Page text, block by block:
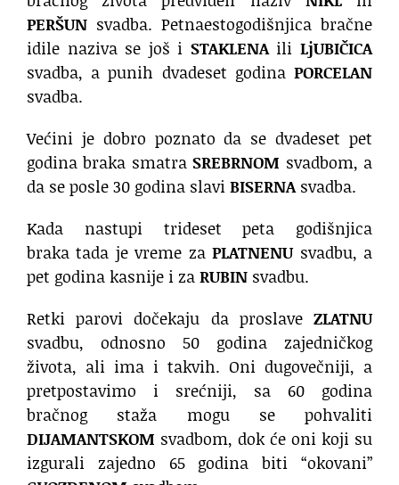
PERŠUN svadba. Petnaestogodišnjica bračne
idile naziva se još i STAKLENAiliLjUBIČICA
svadba, a punih dvadeset godina PORCELAN
svadba.
Većini je dobro poznato da se dvadeset pet
godina braka smatraSREBRNOM svadbom, a
da se posle 30 godina slaviBISERNAsvadba.
Kada nastupi trideset peta godišnjica
braka tada je vreme zaPLATNENUsvadbu, a
pet godina kasnije i zaRUBIN svadbu.
Retki parovi dočekaju da proslave ZLATNU
svadbu, odnosno 50 godina zajedničkog
života, ali ima i takvih. Oni dugovečniji, a
pretpostavimo i srećniji, sa 60 godina
bračnog staža mogu se pohvaliti
DIJAMANTSKOM svadbom, dok će oni koji su
izgurali zajedno 65 godina biti “okovani”